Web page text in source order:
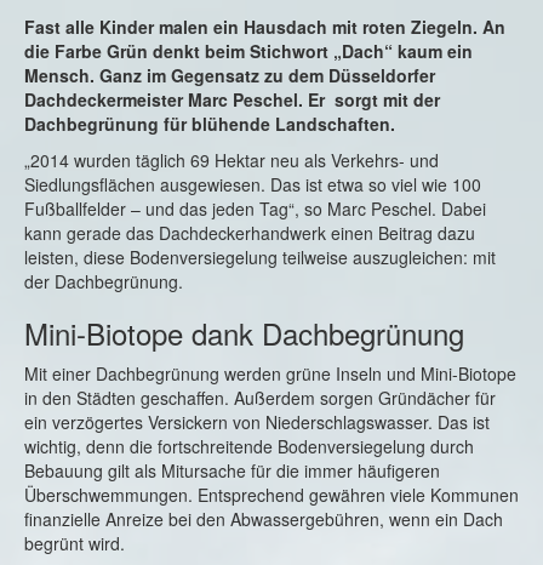
Fast alle Kinder malen ein Hausdach mit roten Ziegeln. An
die Farbe Grün denkt beim Stichwort „Dach“ kaum ein
Mensch. Ganz im Gegensatz zu dem Düsseldorfer
Dachdeckermeister Marc Peschel. Er sorgt mit der
Dachbegrünung für blühende Landschaften.
„2014 wurden täglich 69 Hektar neu als Verkehrs- und
Siedlungsflächen ausgewiesen. Das ist etwa so viel wie 100
Fußballfelder – und das jeden Tag“, so Marc Peschel. Dabei
kann gerade das Dachdeckerhandwerk einen Beitrag dazu
leisten, diese Bodenversiegelung teilweise auszugleichen: mit
der Dachbegrünung.
Mini-Biotope dank Dachbegrünung
Mit einer Dachbegrünung werden grüne Inseln und Mini-Biotope
in den Städten geschaffen. Außerdem sorgen Gründächer für
ein verzögertes Versickern von Niederschlagswasser. Das ist
wichtig, denn die fortschreitende Bodenversiegelung durch
Bebauung gilt als Mitursache für die immer häufigeren
Überschwemmungen. Entsprechend gewähren viele Kommunen
finanzielle Anreize bei den Abwassergebühren, wenn ein Dach
begrünt wird.